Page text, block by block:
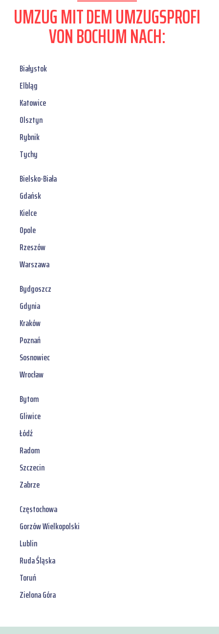
UMZUG MIT DEM UMZUGSPROFI
VON BOCHUM NACH:
Białystok
Elbląg
Katowice
Olsztyn
Rybnik
Tychy
Bielsko-Biała
Gdańsk
Kielce
Opole
Rzeszów
Warszawa
Bydgoszcz
Gdynia
Kraków
Poznań
Sosnowiec
Wrocław
Bytom
Gliwice
Łódź
Radom
Szczecin
Zabrze
Częstochowa
Gorzów Wielkopolski
Lublin
Ruda Śląska
Toruń
Zielona Góra